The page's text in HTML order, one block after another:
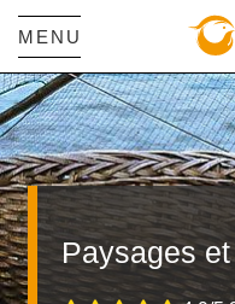
MENU
Paysages